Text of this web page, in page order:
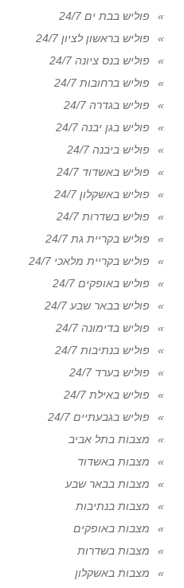
פוליש בבת ים 24/7
פוליש בראשון לציון 24/7
פוליש בנס ציונה 24/7
פוליש ברחובות 24/7
פוליש בגדרה 24/7
פוליש בגן יבנה 24/7
פוליש ביבנה 24/7
פוליש באשדוד 24/7
פוליש באשקלון 24/7
פוליש בשדרות 24/7
פוליש בקריית גת 24/7
פוליש בקריית מלאכי 24/7
פוליש באופקים 24/7
פוליש בבאר שבע 24/7
פוליש בדימונה 24/7
פוליש בנתיבות 24/7
פוליש בערד 24/7
פוליש באילת 24/7
פוליש בגבעתיים 24/7
מצבות בתל אביב
מצבות באשדוד
מצבות בבאר שבע
מצבות בנתיבות
מצבות באופקים
מצבות בשדרות
מצבות באשקלון